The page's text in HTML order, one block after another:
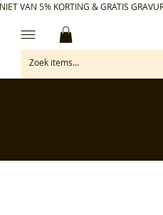
VAN 5% KORTING & GRATIS